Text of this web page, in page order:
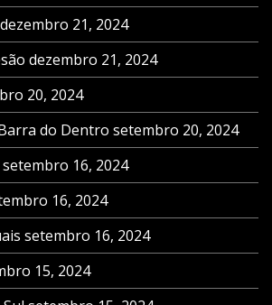
dezembro 21, 2024
dezembro 21, 2024
20, 2024
do Dentro setembro 20, 2024
setembro 16, 2024
16, 2024
setembro 16, 2024
15, 2024